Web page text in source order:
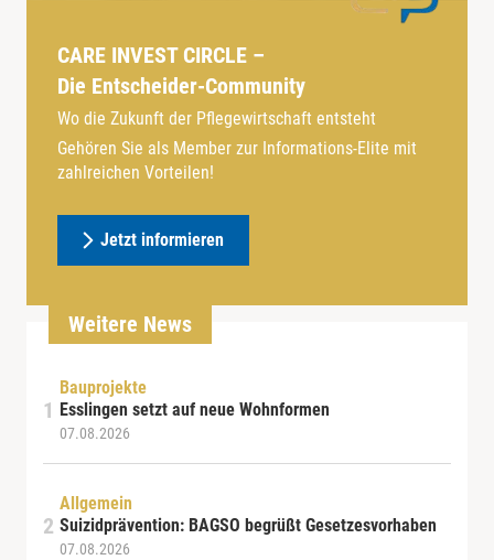
CARE INVEST CIRCLE –
Die Entscheider-Community
Wo die Zukunft der Pflegewirtschaft entsteht
Gehören Sie als Member zur Informations-Elite mit
zahlreichen Vorteilen!
Jetzt informieren
Weitere News
Bauprojekte
Esslingen setzt auf neue Wohnformen
07.08.2026
Allgemein
Suizidprävention: BAGSO begrüßt Gesetzesvorhaben
07.08.2026